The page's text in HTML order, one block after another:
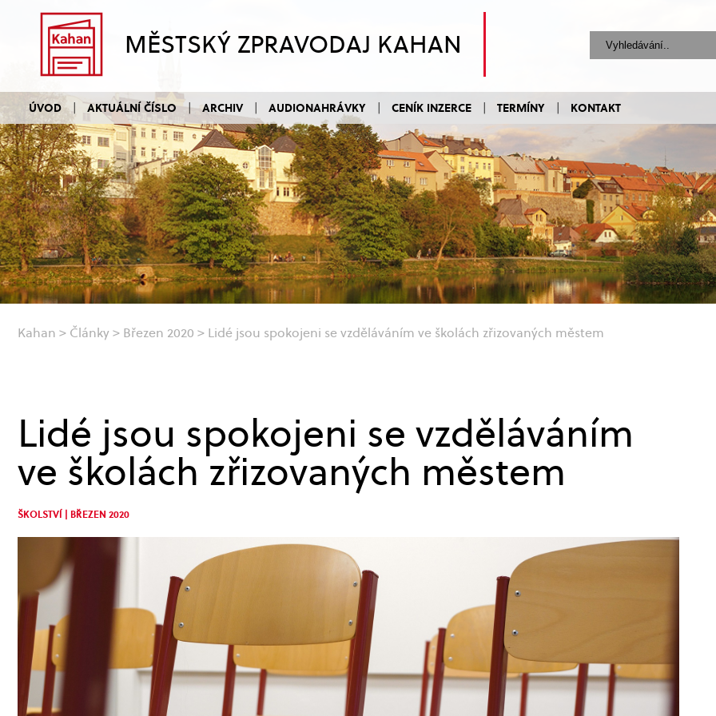
MĚSTSKÝ ZPRAVODAJ KAHAN
ÚVOD AKTUÁLNÍ ČÍSLO ARCHIV AUDIONAHRÁVKY CENÍK INZERCE TERMÍNY KONTAKT
Kahan > Články> Březen 2020 > Lidé jsou spokojeni se vzděláváním ve školách zřizovaných městem
Lidé jsou spokojeni se vzděláváním
ve školách zřizovaných městem
ŠKOLSTVÍ | BŘEZEN 2020